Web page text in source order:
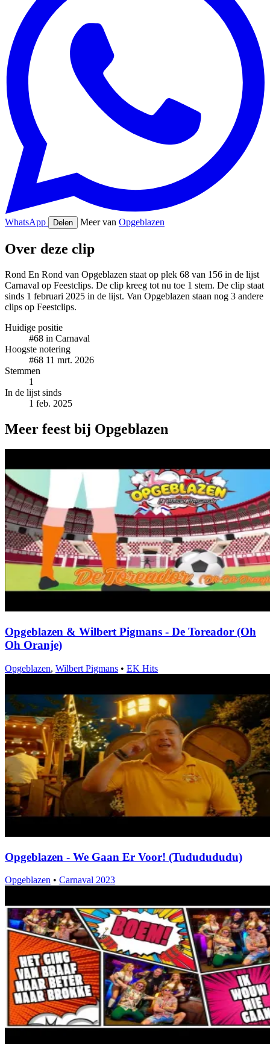
WhatsApp Delen Meer van Opgeblazen
Over deze clip
Rond En Rond van Opgeblazen staat op plek 68 van 156 in de lijst
Carnaval op Feestclips. De clip kreeg tot nu toe 1 stem. De clip staat
sinds 1 februari 2025 in de lijst. Van Opgeblazen staan nog 3 andere
clips op Feestclips.
Huidige positie
#68 in Carnaval
Hoogste notering
#68 11 mrt. 2026
Stemmen
1
In de lijst sinds
1 feb. 2025
Meer feest bij Opgeblazen
Opgeblazen & Wilbert Pigmans - De Toreador (Oh
Oh Oranje)
Opgeblazen, Wilbert Pigmans • EK Hits
Opgeblazen - We Gaan Er Voor! (Tududududu)
Opgeblazen • Carnaval 2023